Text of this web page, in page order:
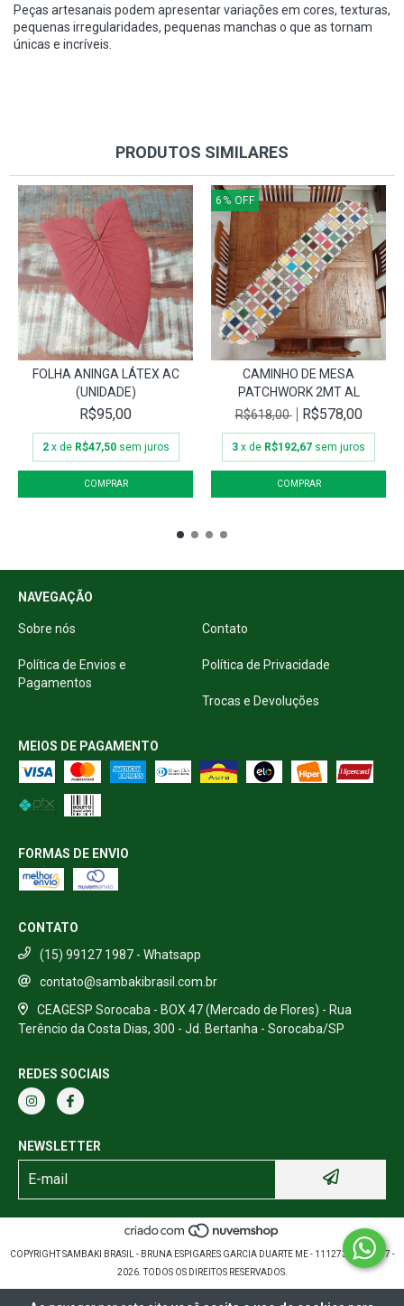
Peças artesanais podem apresentar variações em cores, texturas,
pequenas irregularidades, pequenas manchas o que as tornam
únicas e incríveis.
PRODUTOS SIMILARES
FOLHA ANINGA LÁTEX AC
(UNIDADE)
R$95,00
2 x de R$47,50 sem juros
6 % OFF
CAMINHO DE MESA
PATCHWORK 2MT AL
R$618,00
R$578,00
3 x de R$192,67 sem juros
NAVEGAÇÃO
Sobre nós Contato
Política de Envios e
Pagamentos
Política de Privacidade
Trocas e Devoluções
MEIOS DE PAGAMENTO
FORMAS DE ENVIO
CONTATO
(15) 99127 1987 - Whatsapp
contato@sambakibrasil.com.br
CEAGESP Sorocaba - BOX 47 (Mercado de Flores) - Rua
Terêncio da Costa Dias, 300 - Jd. Bertanha - Sorocaba/SP
REDES SOCIAIS
NEWSLETTER
COPYRIGHT SAMBAKI BRASIL - BRUNA ESPIGARES GARCIA DUARTE ME - 11127389000157 -
2026. TODOS OS DIREITOS RESERVADOS.